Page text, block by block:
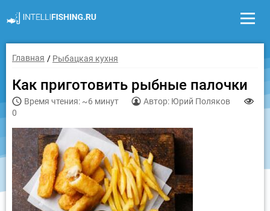
Главная Рыбацкая кухня
Как приготовить рыбные палочки
Время чтения: ~6 минут
Автор: Юрий Поляков
0